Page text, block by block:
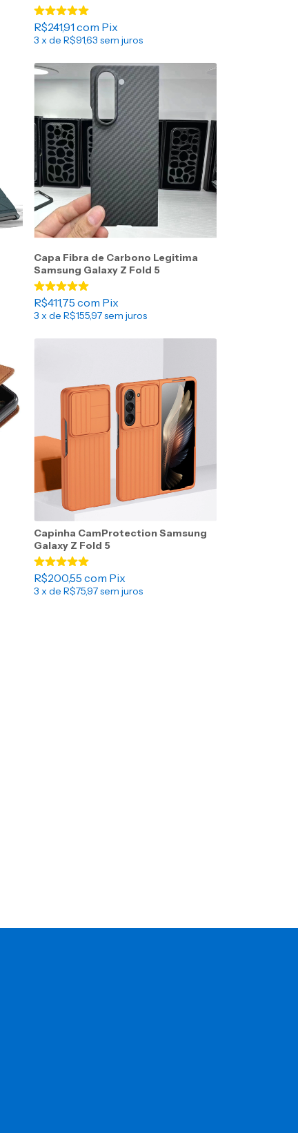
R$241,91 com Pix
3 x de R$91,63 sem juros
Capa Fibra de Carbono Legitima
Samsung Galaxy Z Fold 5
R$411,75 com Pix
3 x de R$155,97sem juros
Capinha CamProtection Samsung
Galaxy Z Fold 5
R$200,55 com Pix
3 x de R$75,97sem juros